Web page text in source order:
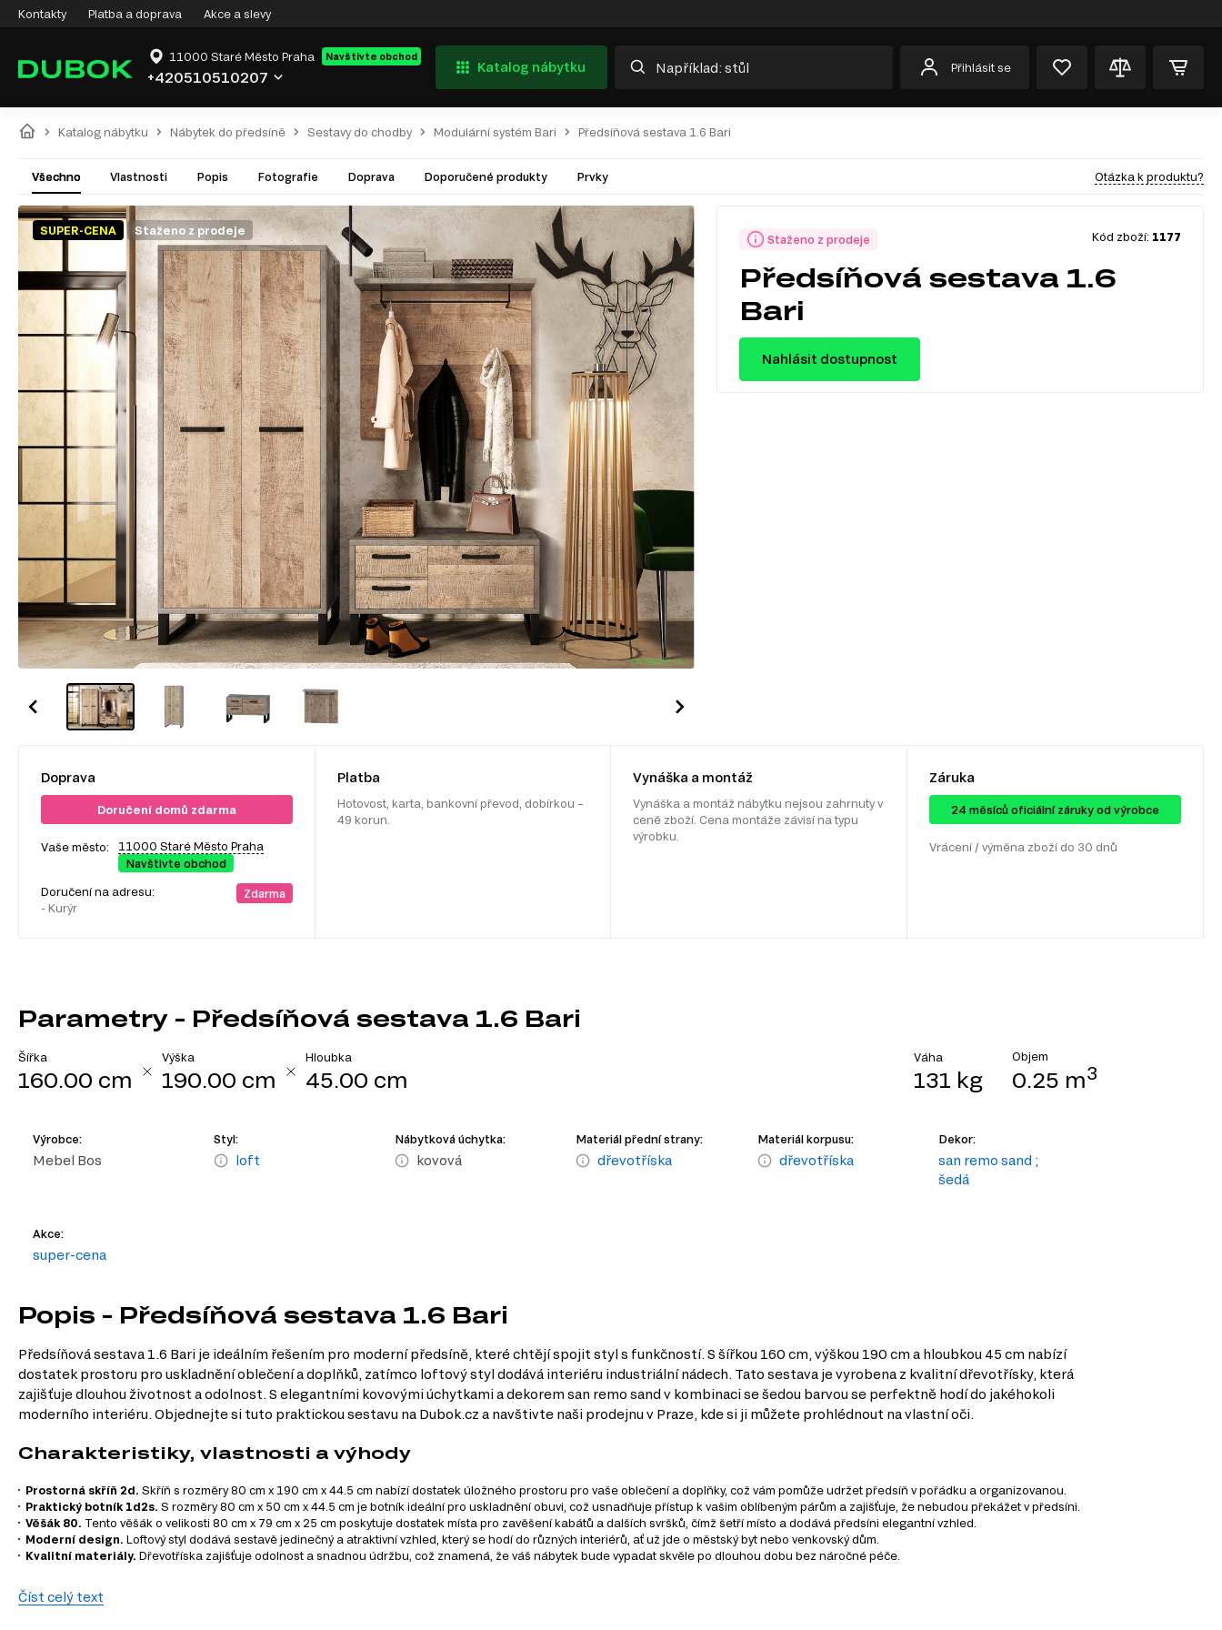
Kontakty Platba a doprava Akce a slevy
11000 Staré Město Praha Navštivte obchod
+420510510207
Katalog nábytku Přihlásit se
Katalog nábytku Nábytek do předsíně Sestavy do chodby Modulární systém Bari Předsíňová sestava 1.6 Bari
Všechno Vlastnosti Popis Fotografie Doprava Doporučené produkty Prvky Otázka k produktu?
SUPER-CENA Staženo z prodeje
Staženo z prodeje Kód zboží: 1177
Předsíňová sestava 1.6
Bari
Nahlásit dostupnost
Doprava
Doručení domů zdarma
Vaše město:
11000 Staré Město Praha
Navštivte obchod
Doručení na adresu:
- Kurýr
Zdarma
Platba
Hotovost, karta, bankovní převod, dobírkou –
49 korun.
Vynáška a montáž
Vynáška a montáž nábytku nejsou zahrnuty v
ceně zboží. Cena montáže závisí na typu
výrobku.
Záruka
24 ​​​​měsíců oficiální záruky od výrobce
Vrácení / výměna zboží do 30 dnů
Parametry - Předsíňová sestava 1.6 Bari
Šířka
160.00 cm
Výška
190.00 cm
Hloubka
45.00 cm
Váha
131 kg
Objem
0.25 m3
Výrobce:
Mebel Bos
Styl:
loft
Nábytková úchytka:
kovová
Materiál přední strany:
dřevotříska
Materiál korpusu:
dřevotříska
Dekor:
san remo sand ;
šedá
Akce:
super-cena
Popis - Předsíňová sestava 1.6 Bari
Předsíňová sestava 1.6 Bari je ideálním řešením pro moderní předsíně, které chtějí spojit styl s funkčností. S šířkou 160 cm, výškou 190 cm a hloubkou 45 cm nabízí
dostatek prostoru pro uskladnění oblečení a doplňků, zatímco loftový styl dodává interiéru industriální nádech. Tato sestava je vyrobena z kvalitní dřevotřísky, která
zajišťuje dlouhou životnost a odolnost. S elegantními kovovými úchytkami a dekorem san remo sand v kombinaci se šedou barvou se perfektně hodí do jakéhokoli
moderního interiéru. Objednejte si tuto praktickou sestavu na Dubok.cz a navštivte naši prodejnu v Praze, kde si ji můžete prohlédnout na vlastní oči.
Charakteristiky, vlastnosti a výhody
Prostorná skříň 2d. Skříň s rozměry 80 cm x 190 cm x 44.5 cm nabízí dostatek úložného prostoru pro vaše oblečení a doplňky, což vám pomůže udržet předsíň v pořádku a organizovanou.
Praktický botník 1d2s. S rozměry 80 cm x 50 cm x 44.5 cm je botník ideální pro uskladnění obuvi, což usnadňuje přístup k vašim oblíbeným párům a zajišťuje, že nebudou překážet v předsíni.
Věšák 80. Tento věšák o velikosti 80 cm x 79 cm x 25 cm poskytuje dostatek místa pro zavěšení kabátů a dalších svršků, čímž šetří místo a dodává předsíni elegantní vzhled.
Moderní design. Loftový styl dodává sestavě jedinečný a atraktivní vzhled, který se hodí do různých interiérů, ať už jde o městský byt nebo venkovský dům.
Kvalitní materiály. Dřevotříska zajišťuje odolnost a snadnou údržbu, což znamená, že váš nábytek bude vypadat skvěle po dlouhou dobu bez náročné péče.
Informace o sestavě
Číst celý text